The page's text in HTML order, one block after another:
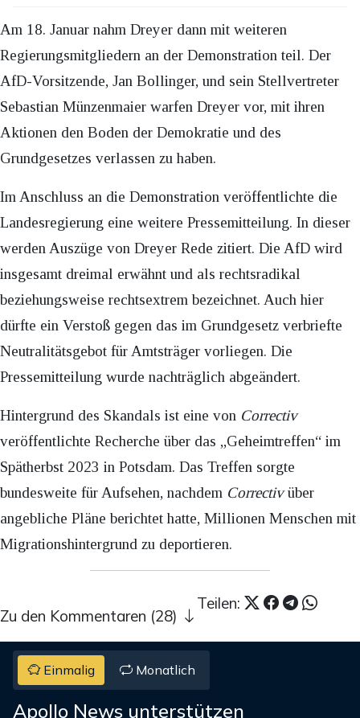
Am 18. Januar nahm Dreyer dann mit weiteren
Regierungsmitgliedern an der Demonstration teil. Der
AfD-Vorsitzende, Jan Bollinger, und sein Stellvertreter
Sebastian Münzenmaier warfen Dreyer vor, mit ihren
Aktionen den Boden der Demokratie und des
Grundgesetzes verlassen zu haben.
Im Anschluss an die Demonstration veröffentlichte die
Landesregierung eine weitere Pressemitteilung. In dieser
werden Auszüge von Dreyer Rede zitiert. Die AfD wird
insgesamt dreimal erwähnt und als rechtsradikal
beziehungsweise rechtsextrem bezeichnet. Auch hier
dürfte ein Verstoß gegen das im Grundgesetz verbriefte
Neutralitätsgebot für Amtsträger vorliegen. Die
Pressemitteilung wurde nachträglich abgeändert.
Hintergrund des Skandals ist eine von Correctiv
veröffentlichte Recherche über das „Geheimtreffen“ im
Spätherbst 2023 in Potsdam. Das Treffen sorgte
bundesweite für Aufsehen, nachdem Correctivüber
angebliche Pläne berichtet hatte, Millionen Menschen mit
Migrationshintergrund zu deportieren.
Teilen:
Zu den Kommentaren (28)
Einmalig Monatlich
Apollo News unterstützen